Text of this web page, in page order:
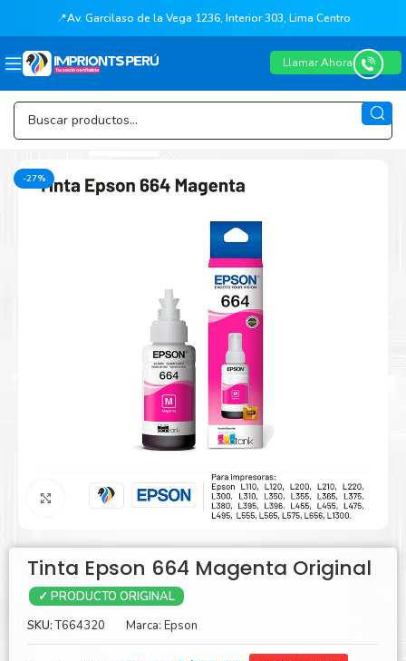
📍Av. Garcilaso de la Vega 1236, Interior 303, Lima Centro
Llamar Ahora
-27%
Agrandar
Tinta Epson 664 Magenta Original
✓ PRODUCTO ORIGINAL
SKU:T664320 Marca: Epson